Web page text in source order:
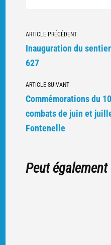
Navigation
vers
d'autres
ARTICLE PRÉCÉDENT
Inauguration du
627
ARTICLE SUIVANT
Commémorations du
combats de juin et
Fontenelle
Peut